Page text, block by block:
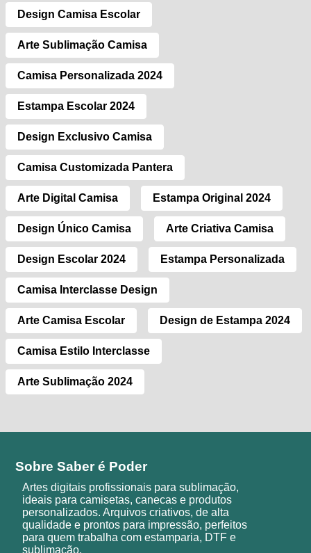
Design Camisa Escolar
Arte Sublimação Camisa
Camisa Personalizada 2024
Estampa Escolar 2024
Design Exclusivo Camisa
Camisa Customizada Pantera
Arte Digital Camisa Estampa Original 2024
Design Único Camisa Arte Criativa Camisa
Design Escolar 2024 Estampa Personalizada
Camisa Interclasse Design
Arte Camisa Escolar Design de Estampa 2024
Camisa Estilo Interclasse
Arte Sublimação 2024
Sobre Saber é Poder
Artes digitais profissionais para sublimação,
ideais para camisetas, canecas e produtos
personalizados. Arquivos criativos, de alta
qualidade e prontos para impressão, perfeitos
para quem trabalha com estamparia, DTF e
sublimação.